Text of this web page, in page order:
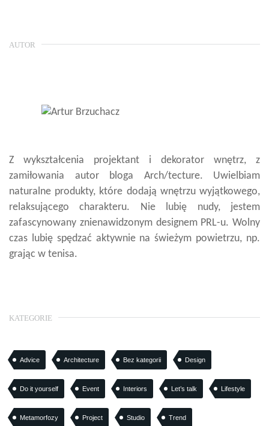
AUTOR
Z wykształcenia projektant i dekorator wnętrz, z
zamiłowania autor bloga Arch/tecture. Uwielbiam
naturalne produkty, które dodają wnętrzu wyjątkowego,
relaksującego charakteru. Nie lubię nudy, jestem
zafascynowany znienawidzonym designem PRL-u. Wolny
czas lubię spędzać aktywnie na świeżym powietrzu, np.
grając w tenisa.
KATEGORIE
Advice Architecture Bez kategorii Design
Do it yourself Event Interiors Let’s talk Lifestyle
Metamorfozy Project Studio Trend